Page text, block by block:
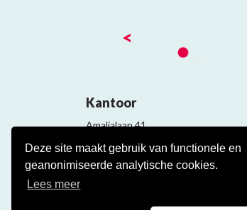
Deze site maakt gebruik van functionele en
geanonimiseerde analytische cookies.
Lees meer
<
Kantoor
Amalialaan 41
Contact
Veelgestelde cao vragen